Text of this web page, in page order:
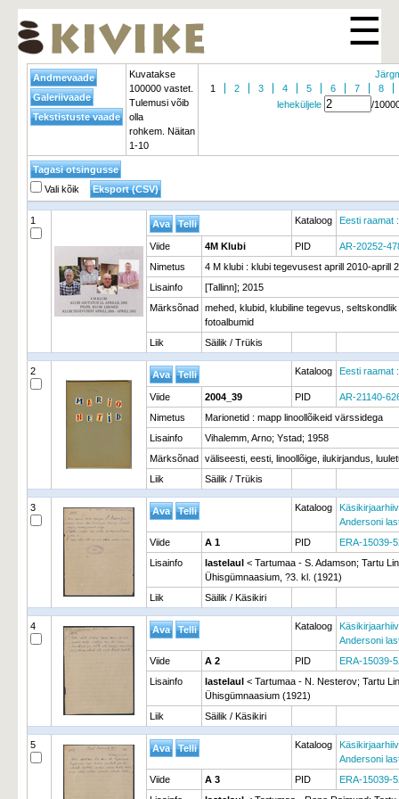
☰
Kuvatakse
100000 vastet.
Tulemusi võib
olla
rohkem. Näitan
1-10
1
2 3 4 5 6 7
8
leheküljele
/
Vali kõik
1 Kataloog Eesti raamat
Viide 4M Klubi PID
AR-20252-
Nimetus
4 M klubi : klubi tegevusest aprill 2010-aprill
Lisainfo
[Tallinn]; 2015
Märksõnad mehed, klubid, klubiline tegevus, seltskondlik
fotoalbumid
Liik
Säilik / Trükis
2 Kataloog Eesti raamat
Viide 2004_39 PID
AR-21140-
Nimetus
Marionetid : mapp linoollõikeid värssidega
Lisainfo
Vihalemm, Arno; Ystad; 1958
Märksõnad väliseesti, eesti, linoollõige, ilukirjandus,
Liik
Säilik / Trükis
3 Kataloog
Andersoni
Viide
A 1 PID
ERA-15039-
Lisainfo
lastelaul < Tartumaa - S. Adamson; Tartu
Ühisgümnaasium, ?3. kl. (1921)
Liik
Säilik / Käsikiri
4 Kataloog
Andersoni
Viide
A 2 PID
ERA-15039-
Lisainfo
lastelaul < Tartumaa - N. Nesterov; Tartu
Ühisgümnaasium (1921)
Liik
Säilik / Käsikiri
5 Kataloog
Andersoni
Viide
A 3 PID
ERA-15039-